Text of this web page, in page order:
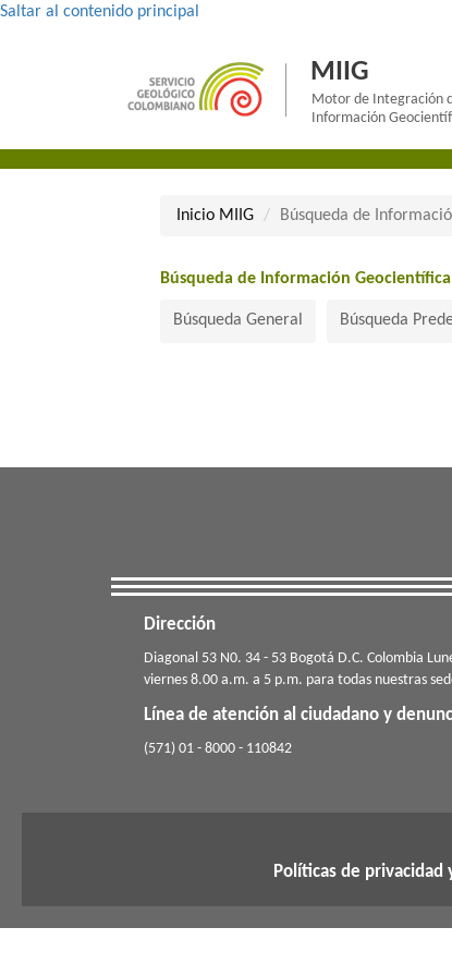
Saltar al contenido principal
MIIG
Motor de Integración
Información
Inicio MII​​​G Búsqueda de
Búsqueda de Información Geocientífica​
Búsqueda General Búsqueda
Dirección
​​​Diagonal 53 N0. 34 - 53 Bogotá D.C. Colombia
viernes 8.00 a.m. a 5 p.m. para todas nuestras
Línea de atención al ciudadano y
(571) 01 - 8000 - 110842
Políticas de privacidad